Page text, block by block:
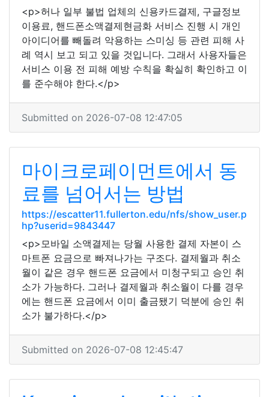
<p>허나 일부 불법 업체의 신용카드결제, 구글정보
이용료, 핸드폰소액결제현금화 서비스 진행 시 개인
아이디어를 빼돌려 악용하는 스미싱 등 관련 피해 사
례 역시 보고 되고 있을 것입니다. 그래서 사용자들은
서비스 이용 전 피해 예방 수칙을 확실히 확인하고 이
를 준수해야 한다.</p>
Submitted on 2026-07-08 12:47:05
마이크로페이먼트에서 동
료를 넘어서는 방법
https://escatter11.fullerton.edu/nfs/show_user.p
hp?userid=9843447
<p>모바일 소액결제는 당월 사용한 결제 자본이 스
마트폰 요금으로 빠져나가는 구조다. 결제월과 취소
월이 같은 경우 핸드폰 요금에서 미청구되고 승인 취
소가 가능하다. 그러나 결제월과 취소월이 다를 경우
에는 핸드폰 요금에서 이미 출금됐기 덕분에 승인 취
소가 불가하다.</p>
Submitted on 2026-07-08 12:45:47